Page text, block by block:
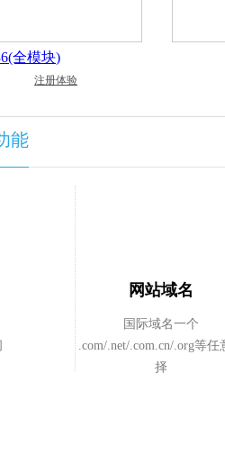
全模块)
注册体验
能
网站域名
国际域名一个
.com/.net/.com.cn/.org等任
择